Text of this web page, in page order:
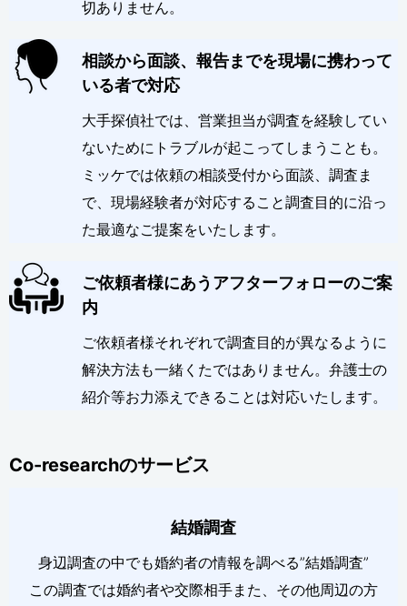
切ありません。
相談から面談、報告までを現場に携わって
いる者で対応
大手探偵社では、営業担当が調査を経験してい
ないためにトラブルが起こってしまうことも。
ミッケでは依頼の相談受付から面談、調査ま
で、現場経験者が対応すること調査目的に沿っ
た最適なご提案をいたします。
ご依頼者様にあうアフターフォローのご案
内
ご依頼者様それぞれで調査目的が異なるように
解決方法も一緒くたではありません。弁護士の
紹介等お力添えできることは対応いたします。
Co-researchのサービス
結婚調査
身辺調査の中でも婚約者の情報を調べる”結婚調査”
この調査では婚約者や交際相手また、その他周辺の方